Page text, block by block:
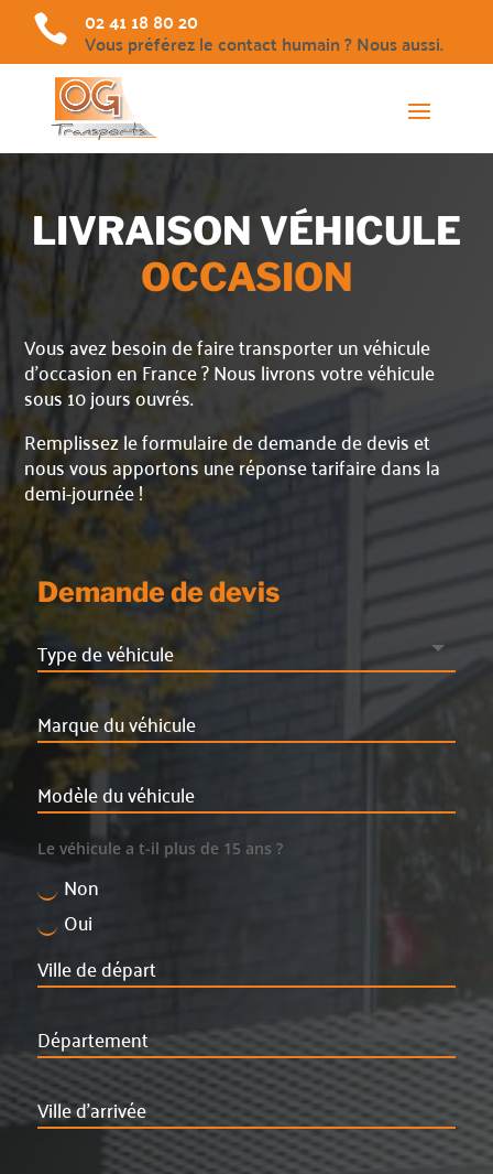
 02 41 18 80 20
Vous préférez le contact humain ? Nous aussi.
LIVRAISON VÉHICULE
OCCASION
Vous avez besoin de faire transporter un véhicule
d’occasion en France ? Nous livrons votre véhicule
sous 10 jours ouvrés.
Remplissez le formulaire de demande de devis et
nous vous apportons une réponse tarifaire dans la
demi-journée !
Demande de devis
Le véhicule a t-il plus de 15 ans ?
Non
Oui